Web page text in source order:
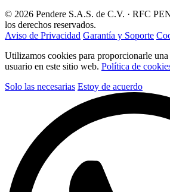
© 2026 Pendere S.A.S. de C.V. · RFC
los derechos reservados.
Aviso de Privacidad Garantía y Soporte
Utilizamos cookies para proporcionarle
usuario en este sitio web. Política de
Solo las necesarias Estoy de acuerdo